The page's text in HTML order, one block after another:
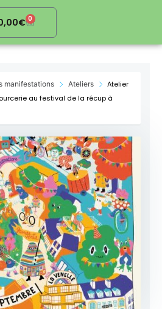
€ 0
Cart
manifestations Ateliers
Atelier
au festival de la récup à